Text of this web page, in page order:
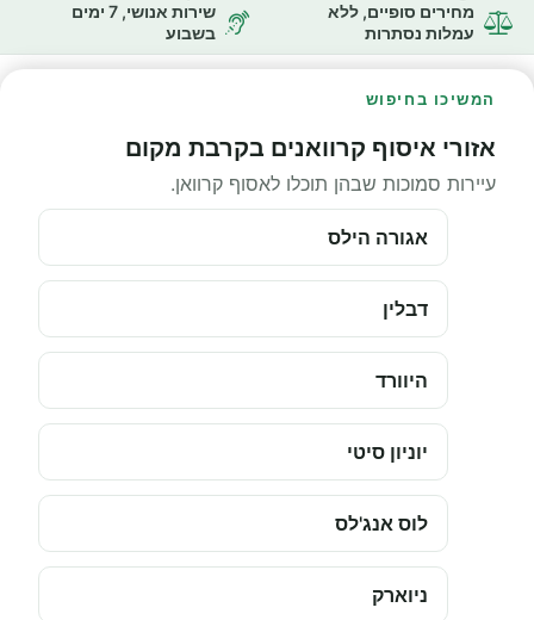
מחירים סופיים, ללא
עמלות נסתרות
שירות אנושי, 7 ימים
בשבוע
המשיכו בחיפוש
אזורי איסוף קרוואנים בקרבת מקום
עיירות סמוכות שבהן תוכלו לאסוף קרוואן.
אגורה הילס
דבלין
היוורד
יוניון סיטי
לוס אנג'לס
ניוארק